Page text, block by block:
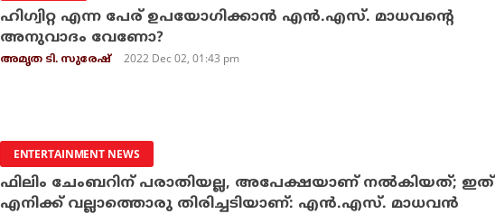
ഹിഗ്വിറ്റ എന്ന പേര് ഉപയോഗിക്കാന്‍ എന്‍.എസ്. മാധവന്റെ
അനുവാദം വേണോ?
അമൃത ടി. സുരേഷ് 2022 Dec 02, 01:43 pm
ENTERTAINMENT NEWS
ഫിലിം ചേംബറിന് പരാതിയല്ല, അപേക്ഷയാണ് നല്‍കിയത്; ഇത്
എനിക്ക് വല്ലാത്തൊരു തിരിച്ചടിയാണ്: എന്‍.എസ്. മാധവന്‍